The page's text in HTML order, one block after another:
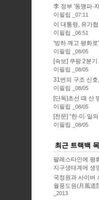
李 정부 '동맹파·
이필립
07:11
이 대통령, 유가
이필립
06:51
'빙하 깨고 평화
이필립
08/05
[속보] 쿠팡 2분
이필립
08/05
31번의 구조 신
이필립
08/05
[단독]초선 때 산
이필립
08/05
[전문] “한·미·일
이필립
08/05
최근 트랙백
팔레스타인에 평
지구생태계에 생
국정원과 사이버
월풍도원(月風道
2013